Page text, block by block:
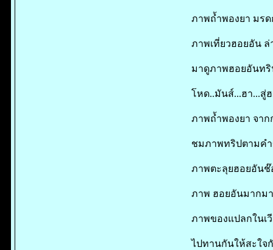
ภาพถ้ำพองยา มรด
ภาพเที่ยวฮอยอัน ล่
มาดูภาพฮอยอันทริ
โหด..มันส์...ฮา...สู่
ภาพถ้ำพองยา จาก
ชมภาพทริปตามค
ภาพตะลุยฮอยอันช๊
ภาพ ฮอยอันมากม
ภาพของแปลกในเ
ไปทานกันให้สะใจ